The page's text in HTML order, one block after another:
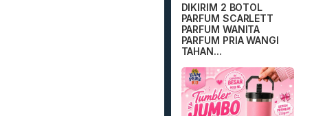
DIKIRIM 2 BOTOL
PARFUM SCARLETT
PARFUM WANITA
PARFUM PRIA WANGI
TAHAN...